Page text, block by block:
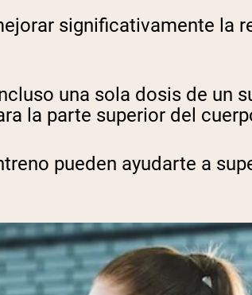
significativamente la
una sola dosis de un
la parte superior del
pueden ayudarte a